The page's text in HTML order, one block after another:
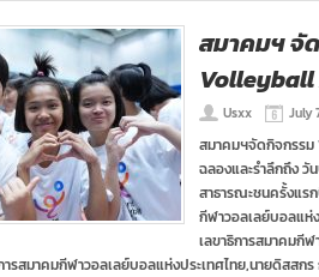
สมาคมฯ จั
Volleyball
Usxx July
สมาคมฯจัดกิจกรร
ฉลองและรำลึกถึง
สาธารณะชนครั้งแร
กีฬาวอลเลย์บอลแห่
เลขาธิการสมาคมกี
รสมาคมกีฬาวอลเลย์บอลแห่งประเทศไทย,นายดิสสกร